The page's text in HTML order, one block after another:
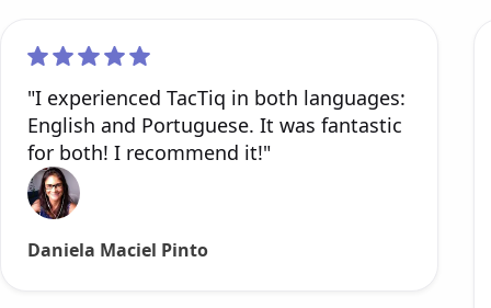
"I experienced TacTiq in both languages:
English and Portuguese. It was fantastic
for both! I recommend it!"
Daniela Maciel Pinto